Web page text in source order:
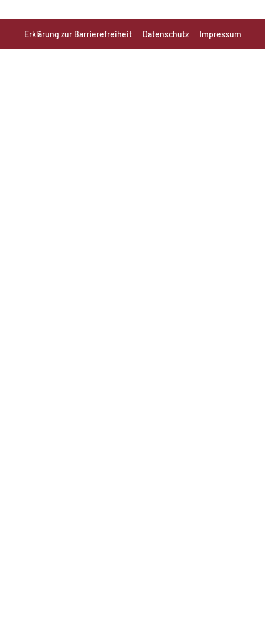
Erklärung zur Barrierefreiheit Datenschutz Impressum